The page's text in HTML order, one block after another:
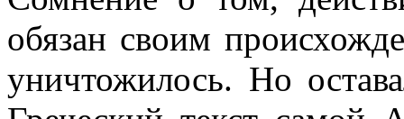
обязан своим
уничтожилось. Но